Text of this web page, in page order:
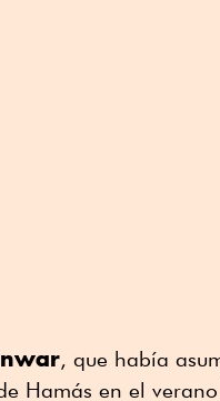
, que había
Hamás en el